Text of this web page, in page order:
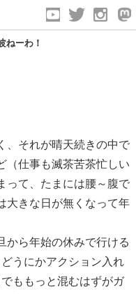
ねーわ！
、それが晴天続きの中で
（仕事も滅茶苦茶忙しい
って、たまには腰～腹で
大きな日が無くなって年
から年始の休みで行ける
うにかアクション入れ
ももっと混むはずがガ